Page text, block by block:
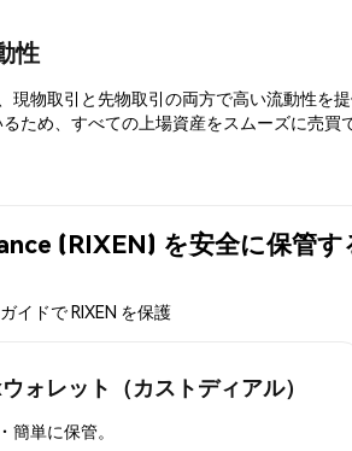
性
現物取引と先物取引の両方で高い流動性を
ため、すべての上場資産をスムーズに売買
(RIXEN) を安全に保管す
イドで RIXEN を保護
ォレット（カストディアル）
簡単に保管。